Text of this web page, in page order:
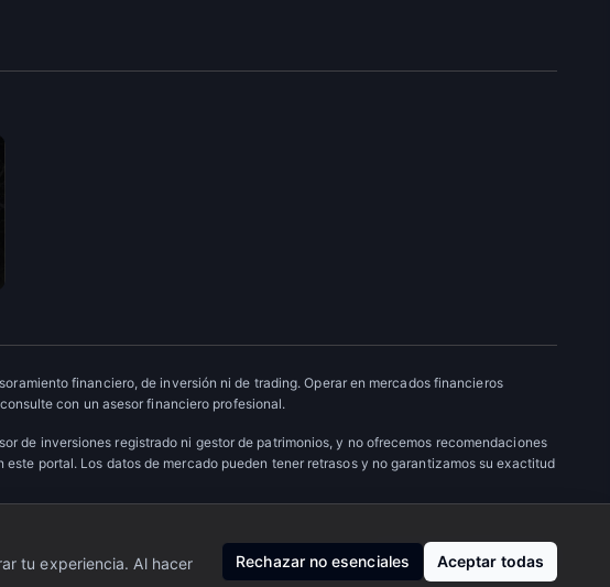
financiero, de inversión ni de trading. Operar en mercados financieros
con un asesor financiero profesional.
de inversiones registrado ni gestor de patrimonios, y no ofrecemos recomendaciones
portal. Los datos de mercado pueden tener retrasos y no garantizamos su exactitud
Nosotros Privacidad· Contacto
tu experiencia. Al hacer
Rechazar no esenciales Aceptar todas